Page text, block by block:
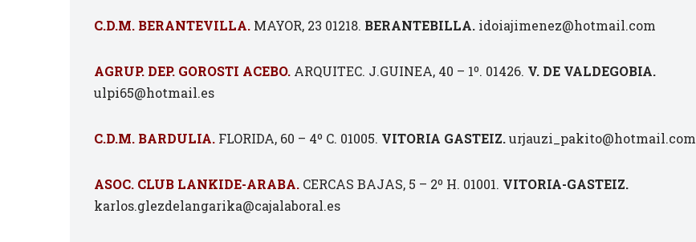
C.D.M. BERANTEVILLA. MAYOR, 23 01218. BERANTEBILLA. idoiajimenez@hotmail.com
AGRUP. DEP. GOROSTI ACEBO. ARQUITEC. J.GUINEA, 40 – 1º. 01426. V. DE VALDEGOBIA.
ulpi65@hotmail.es
C.D.M. BARDULIA. FLORIDA, 60 – 4º C. 01005. VITORIA GASTEIZ.urjauzi_pakito@hotmail.com
ASOC. CLUB LANKIDE-ARABA. CERCAS BAJAS, 5 – 2º H. 01001. VITORIA-GASTEIZ.
karlos.glezdelangarika@cajalaboral.es